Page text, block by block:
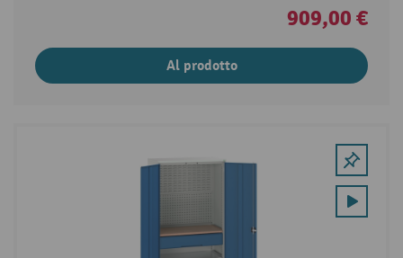
909,00 €
Al prodotto